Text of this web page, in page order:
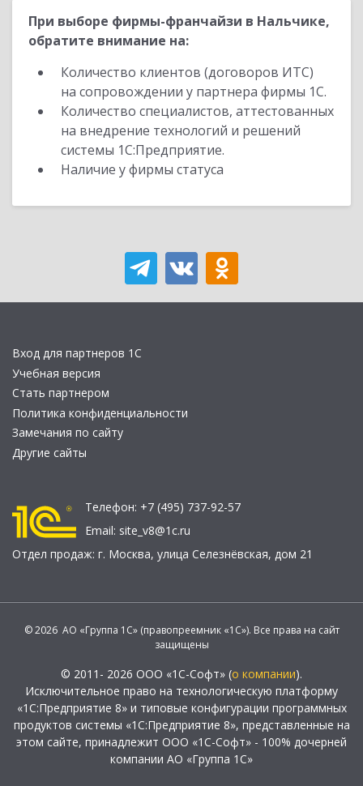
При выборе фирмы-франчайзи в Нальчике,
обратите внимание на:
Количество клиентов (договоров ИТС)
на сопровождении у партнера фирмы 1С.
Количество специалистов, аттестованных
на внедрение технологий и решений
системы 1С:Предприятие.
Наличие у фирмы статуса
Вход для партнеров 1С
Учебная версия
Стать партнером
Политика конфиденциальности
Замечания по сайту
Другие сайты
Телефон: +7 (495) 737-92-57
Email: site_v8@1c.ru
Отдел продаж: г. Москва, улица Селезнёвская, дом 21
© 2026 АО «Группа 1С» (правопреемник «1С»). Все права на сайт
защищены
© 2011- 2026 ООО «1С-Софт» (о компании).
Исключительное право на технологическую платформу
«1С:Предприятие 8» и типовые конфигурации программных
продуктов системы «1С:Предприятие 8», представленные на
этом сайте, принадлежит ООО «1С-Софт» - 100% дочерней
компании АО «Группа 1С»